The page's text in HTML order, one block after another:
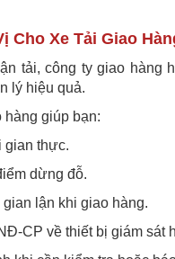
Cho Xe Tải Giao
tải, công ty giao
lý hiệu quả.
hàng giúp bạn:
gian thực.
dừng đỗ.
lận khi giao hàng.
CP về thiết bị giám sát